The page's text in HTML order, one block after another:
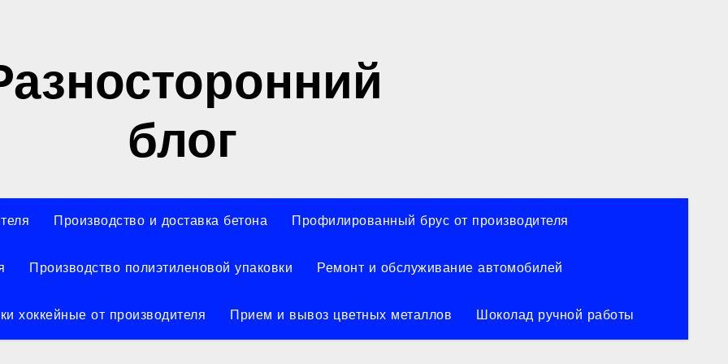
блог
Производство и доставка бетона Профилированный брус от производителя
Производство полиэтиленовой упаковки Ремонт и обслуживание автомобилей
хоккейные от производителя Прием и вывоз цветных металлов Шоколад ручной работы